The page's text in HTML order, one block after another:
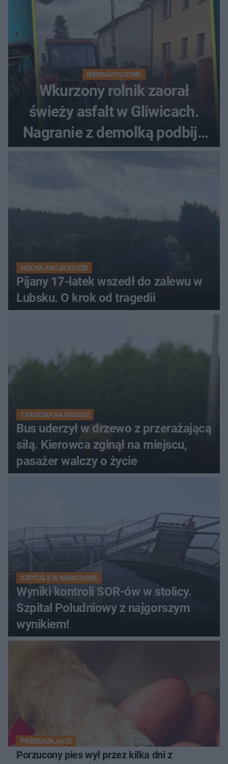
NIEWIARYGODNE!
Wkurzony rolnik zaorał
świeży asfalt w Gliwicach.
Nagranie z demolką podbija
sieć
NOCNA AKCJA SŁUŻB
Pijany 17-latek wszedł do zalewu w
Lubsku. O krok od tragedii
TRAGEDIA NA DRODZE
Bus uderzył w drzewo z przerażającą
siłą. Kierowca zginął na miejscu,
pasażer walczy o życie
SZPITALE W WARSZAWIE
Wyniki kontroli SOR-ów w stolicy.
Szpital Południowy z najgorszym
wynikiem!
PRZERAŻAJĄCE!
Porzucony pies wył przez kilka dni z